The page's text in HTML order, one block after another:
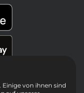
Einige von ihnen sind